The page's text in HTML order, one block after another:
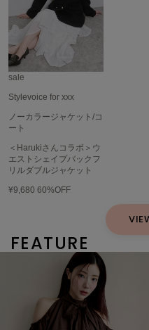
ツルバイマリコオイカワ
UGG
アグ
UNDERSON UNDERSON
アンノイ
アーバンリサーチ ロッソ
ウサギギャラリー
USAGI Gift
ウサギギフト
sale
Stylevoice for xxx
ノーカラージャケット/コ
ート
＜Harukiさんコラボ＞ウ
エストシェイプバックフ
リルダブルジャケット
¥9,680 60%OFF
FEATURE